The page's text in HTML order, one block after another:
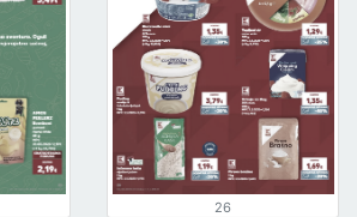
26